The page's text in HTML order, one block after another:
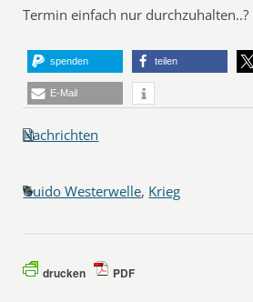
Termin einfach nur durchzuhalten..?
spenden teilen
E-Mail
Nachrichten
Guido Westerwelle, Krieg
drucken PDF